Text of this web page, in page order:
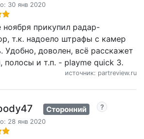
30 янв 2020
ноября прикупил радар-
т.к. надоело штрафы с камер
Удобно, доволен, всё расскажет
полосы и т.п. - playme quick 3.
источник: partreview.ru
Сторонний
28 янв 2020